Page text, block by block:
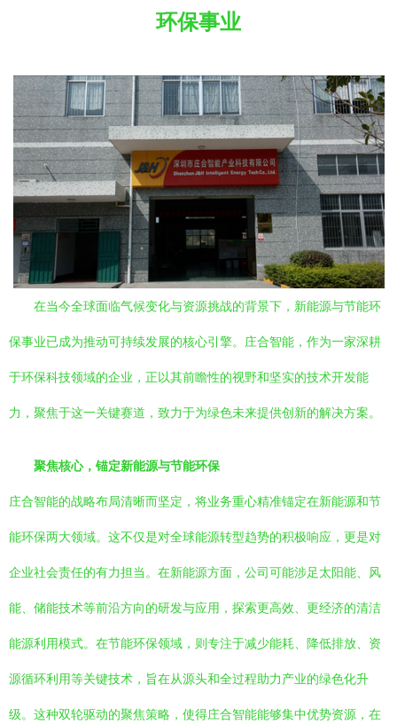
环保事业
在当今全球面临气候变化与资源挑战的背景下，新能源与节能环
保事业已成为推动可持续发展的核心引擎。庄合智能，作为一家深耕
于环保科技领域的企业，正以其前瞻性的视野和坚实的技术开发能
力，聚焦于这一关键赛道，致力于为绿色未来提供创新的解决方案。
聚焦核心，锚定新能源与节能环保
庄合智能的战略布局清晰而坚定，将业务重心精准锚定在新能源和节
能环保两大领域。这不仅是对全球能源转型趋势的积极响应，更是对
企业社会责任的有力担当。在新能源方面，公司可能涉足太阳能、风
能、储能技术等前沿方向的研发与应用，探索更高效、更经济的清洁
能源利用模式。在节能环保领域，则专注于减少能耗、降低排放、资
源循环利用等关键技术，旨在从源头和全过程助力产业的绿色化升
级。这种双轮驱动的聚焦策略，使得庄合智能能够集中优势资源，在